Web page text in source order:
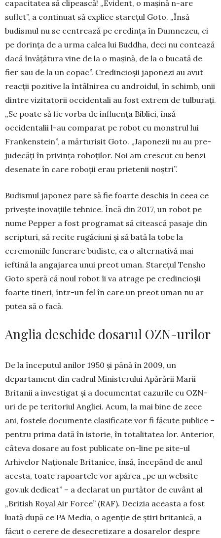
capacitatea să cli­pească! „Evident, o maşină n-are
suflet”, a conti­nuat să explice stareţul Goto. „Însă
budismul nu se centrează pe credinţa în Dumnezeu, ci
pe do­rinţa de a urma calea lui Buddha, deci nu con­tează
dacă învăţătura vine de la o maşină, de la o bucată de
fier sau de la un copac”. Credincioşii japonezi au avut
reacţii pozitive la întâlnirea cu androidul, în schimb, unii
dintre vizitatorii occi­dentali au fost extrem de tulburaţi.
„Se poate să fie vorba de influenţa Bibliei, însă
occidentalii l-au comparat pe robot cu monstrul lui
Fran­ken­stein”, a mărturisit Goto. „Japonezii nu au pre­
ju­decăţi în privinţa roboţilor. Noi am crescut cu benzi
desenate în care roboţii erau prietenii noştri”.
Budismul japonez pare să fie foarte deschis în ceea ce
priveşte inovaţiile tehnice. Încă din 2017, un robot pe
nume Pepper a fost programat să ci­tească pasaje din
scripturi, să recite rugăciuni şi să bată la tobe la
ceremo­niile funerare budis­te, ca o alternativă mai
ieftină la anga­ja­rea unui preot uman. Stareţul Tensho
Go­to speră că noul ro­bot îi va atrage pe credincioşii
foarte tineri, într-un fel în care un preot uman nu ar
putea să o facă.
Anglia deschide dosarul OZN-urilor
De la începutul anilor 1950 şi până în 2009, un
departament din cadrul Ministerului Apărării Marii
Britanii a investigat şi a documentat ca­zurile cu OZN-
uri de pe teritoriul Angliei. Acum, la mai bine de zece
ani, fostele documente clasi­ficate vor fi făcute publice –
pentru prima dată în istorie, în totalitatea lor. Anterior,
câteva dosare au fost publicate on-line pe site-ul
Arhivelor Naţionale Britanice, însă, începând de anul
acesta, toate rapoartele vor apărea „pe un website
gov.uk dedicat” – a declarat un purtător de cuvânt al
„British Royal Air Force” (RAF). Decizia aceasta a fost
luată după ce PA Media, o agenţie de ştiri britanică, a
făcut o cerere de desecretizare a dosarelor despre